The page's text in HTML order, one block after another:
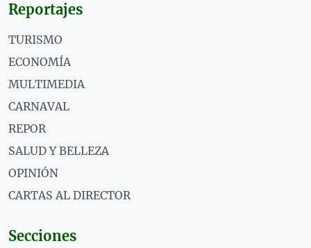
Reportajes
TURISMO
ECONOMÍA
MULTIMEDIA
CARNAVAL
REPOR
SALUD Y BELLEZA
OPINIÓN
CARTAS AL DIRECTOR
Secciones